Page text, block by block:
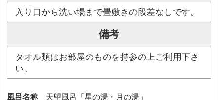
入り口から洗い場まで畳敷きの段差なしです。
備考
タオル類はお部屋のものを持参の上ご利用下さ
い。
風呂名称 天望風呂「星の湯・月の湯」